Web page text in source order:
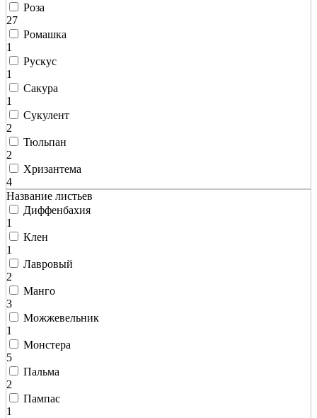
Роза
27
Ромашка
1
Рускус
1
Сакура
1
Сукулент
2
Тюльпан
2
Хризантема
4
Название листьев
Диффенбахия
1
Клен
1
Лавровый
2
Манго
3
Можжевельник
1
Монстера
5
Пальма
2
Пампас
1